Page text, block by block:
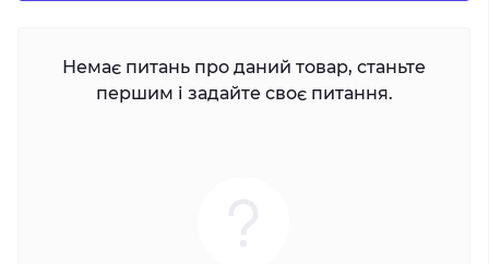
Немає питань про даний товар, станьте
першим і задайте своє питання.